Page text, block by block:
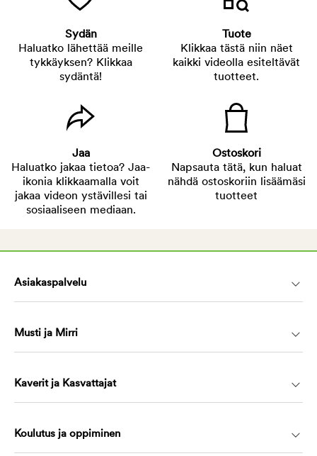
Sydän
Haluatko lähettää meille
tykkäyksen? Klikkaa
sydäntä!
Tuote
Klikkaa tästä niin näet
kaikki videolla esiteltävät
tuotteet.
Jaa
Haluatko jakaa tietoa? Jaa-
ikonia klikkaamalla voit
jakaa videon ystävillesi tai
sosiaaliseen mediaan.
Ostoskori
Napsauta tätä, kun haluat
nähdä ostoskoriin lisäämäsi
tuotteet
Asiakaspalvelu
Musti ja Mirri
Kaverit ja Kasvattajat
Koulutus ja oppiminen